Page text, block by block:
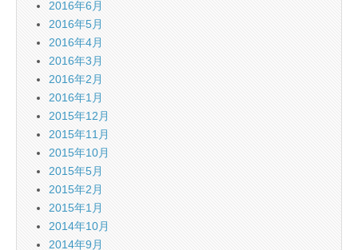
2016年6月
2016年5月
2016年4月
2016年3月
2016年2月
2016年1月
2015年12月
2015年11月
2015年10月
2015年5月
2015年2月
2015年1月
2014年10月
2014年9月